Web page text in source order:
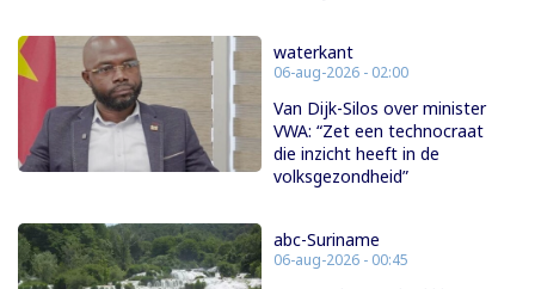
waterkant
06-aug-2026 - 02:00
Van Dijk-Silos over minister
VWA: “Zet een technocraat
die inzicht heeft in de
volksgezondheid”
abc-Suriname
06-aug-2026 - 00:45